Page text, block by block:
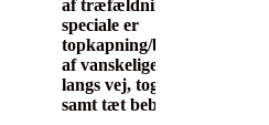
af træfældning. Vores
speciale er
topkapning/beskæring
af vanskelige træer
langs vej, togbane
samt tæt bebyggelse.